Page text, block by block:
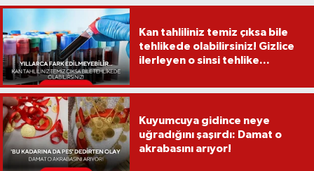
Kan tahliliniz temiz çıksa bile
tehlikede olabilirsiniz! Gizlice
ilerleyen o sinsi tehlike...
Kuyumcuya gidince neye
uğradığını şaşırdı: Damat o
akrabasını arıyor!